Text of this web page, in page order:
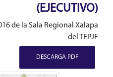
(EJECUTIVO)
de la Sala Regional Xalapa
del TEPJF
DESCARGA PDF